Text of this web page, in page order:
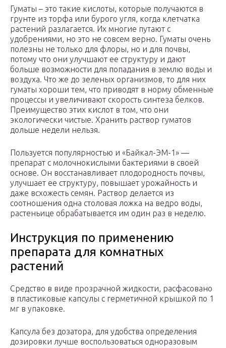
Гуматы – это такие кислоты, которые получаются в
грунте из торфа или бурого угля, когда клетчатка
растений разлагается. Их многие путают с
удобрениями, но это не совсем верно. Гуматы очень
полезны не только для флоры, но и для почвы,
потому что они улучшают ее структуру и дают
больше возможности для попадания в землю воды и
воздуха. Что же до зеленых организмов, то для них
гуматы хороши тем, что приводят в норму обменные
процессы и увеличивают скорость синтеза белков.
Преимущество этих кислот в том, что они
экологически чистые. Хранить раствор гуматов
дольше недели нельзя.
Пользуется популярностью и «Байкал-ЭМ-1» —
препарат с молочнокислыми бактериями в своей
основе. Он восстанавливает плодородность почвы,
улучшает ее структуру, повышает урожайность и
даже всхожесть семян. Раствор делается из
соотношения одна столовая ложка на ведро воды,
растеньице обрабатывается им один раз в неделю.
Инструкция по применению
препарата для комнатных
растений
Средство в виде прозрачной жидкости, расфасовано
в пластиковые капсулы с герметичной крышкой по 1
мг в упаковке.
Капсула без дозатора, для удобства определения
дозировки лучше воспользоваться одноразовым